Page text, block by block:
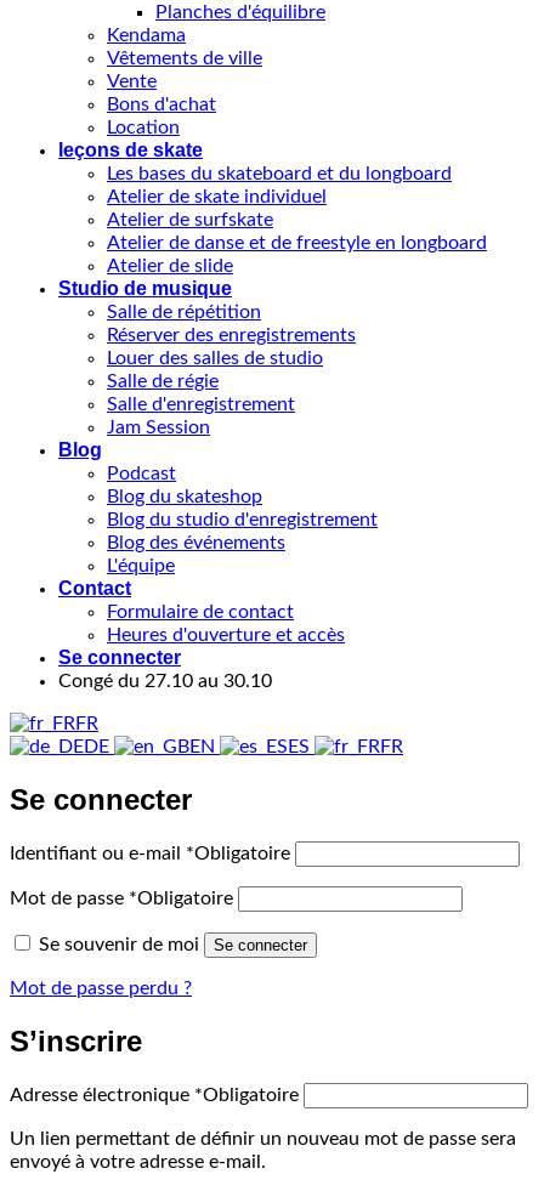
Planches d'équilibre
Kendama
Vêtements de ville
Vente
Bons d'achat
Location
leçons de skate
Les bases du skateboard et du longboard
Atelier de skate individuel
Atelier de surfskate
Atelier de danse et de freestyle en longboard
Atelier de slide
Studio de musique
Salle de répétition
Réserver des enregistrements
Louer des salles de studio
Salle de régie
Salle d'enregistrement
Jam Session
Blog
Podcast
Blog du skateshop
Blog du studio d'enregistrement
Blog des événements
L'équipe
Contact
Formulaire de contact
Heures d'ouverture et accès
Se connecter
Congé du 27.10 au 30.10
FR
DE
EN ES FR
Se connecter
Identifiant ou e-mail *Obligatoire
Mot de passe *Obligatoire
Se souvenir de moi Se connecter
Mot de passe perdu ?
S’inscrire
Adresse électronique *Obligatoire
Un lien permettant de définir un nouveau mot de passe sera
envoyé à votre adresse e-mail.